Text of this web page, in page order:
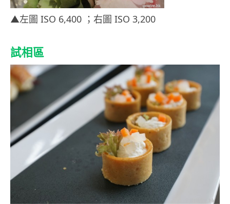
▲左圖 ISO 6,400 ；右圖 ISO 3,200
試相區